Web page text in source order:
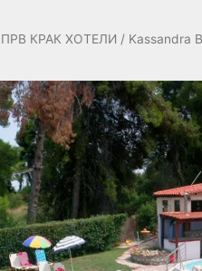
ПРВ КРАК ХОТЕЛИ / Kassandra